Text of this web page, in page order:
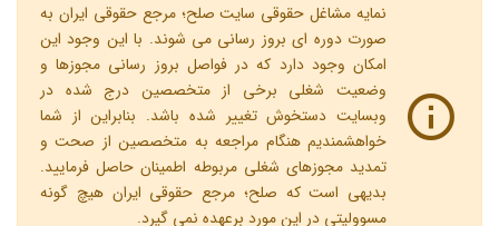
نمایه مشاغل حقوقی سایت صلح؛ مرجع حقوقی ایران به
صورت دوره ای بروز رسانی می شوند. با این وجود این
امکان وجود دارد که در فواصل بروز رسانی مجوزها و
وضعیت شغلی برخی از متخصصین درج شده در
وبسایت دستخوش تغییر شده باشد. بنابراین از شما
خواهشمندیم هنگام مراجعه به متخصصین از صحت و
تمدید مجوزهای شغلی مربوطه اطمینان حاصل فرمایید.
بدیهی است که صلح؛ مرجع حقوقی ایران هیچ گونه
مسوولیتی در این مورد برعهده نمی گیرد.